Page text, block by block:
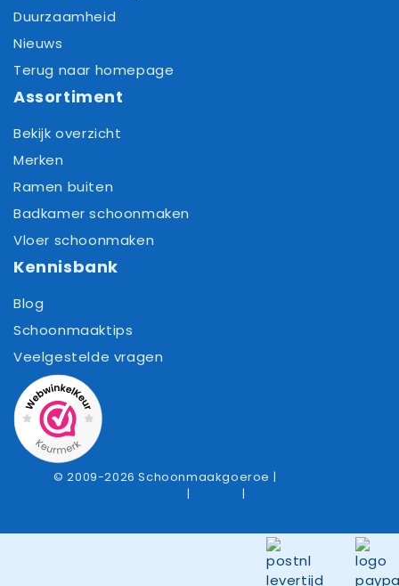
Duurzaamheid
Nieuws
Terug naar homepage
Assortiment
Bekijk overzicht
Merken
Ramen buiten
Badkamer schoonmaken
Vloer schoonmaken
Kennisbank
Blog
Schoonmaaktips
Veelgestelde vragen
© 2009-2026 Schoonmaakgoeroe |
| |